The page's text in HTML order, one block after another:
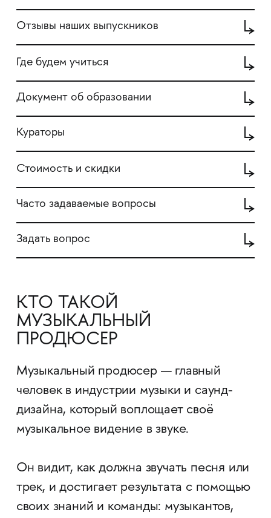
Отзывы наших выпускников
Где будем учиться
Документ об образовании
Кураторы
Стоимость и скидки
Часто задаваемые вопросы
Задать вопрос
КТО ТАКОЙ
МУЗЫКАЛЬНЫЙ
ПРОДЮСЕР
Музыкальный продюсер — главный
человек в индустрии музыки и саунд-
дизайна, который воплощает своё
музыкальное видение в звуке.
Он видит, как должна звучать песня или
трек, и достигает результата с помощью
своих знаний и команды: музыкантов,